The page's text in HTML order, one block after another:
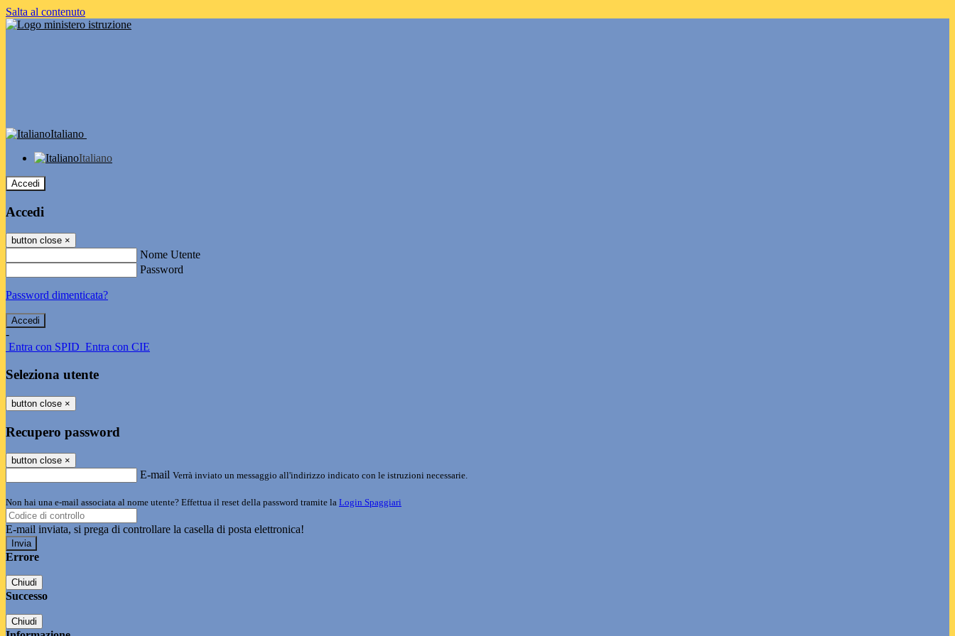
Salta al contenuto
Italiano
Italiano
Accedi
Accedi
button close ×
Nome Utente
Password
Password dimenticata?
-
Entra con SPID Entra con CIE
Seleziona utente
button close ×
Recupero password
button close ×
E-mail Verrà inviato un messaggio all'indirizzo indicato con le istruzioni necessarie.
Non hai una e-mail associata al nome utente? Effettua il reset della password tramite la Login Spaggiari
E-mail inviata, si prega di controllare la casella di posta elettronica!
Errore
Chiudi
Successo
Chiudi